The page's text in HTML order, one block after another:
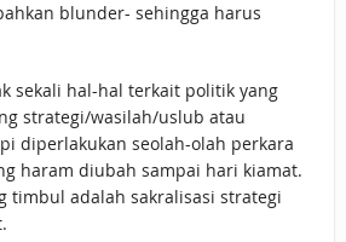
blunder- sehingga harus
sekali hal-hal terkait politik yang
strategi/wasilah/uslub atau
diperlakukan seolah-olah perkara
haram diubah sampai hari kiamat.
timbul adalah sakralisasi strategi